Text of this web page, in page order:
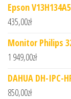
Epson
435,00zł
Monitor Philips
1 949,00zł
DAHUA DH-IPC-
850,00zł